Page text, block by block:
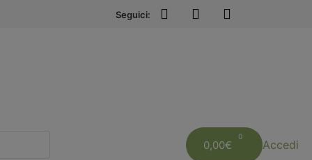
Seguici:
0,00€ Accedi